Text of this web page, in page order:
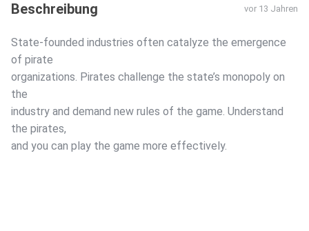
Beschreibung vor 13 Jahren
State-founded industries often catalyze the emergence
of pirate
organizations. Pirates challenge the state’s monopoly on
the
industry and demand new rules of the game. Understand
the pirates,
and you can play the game more effectively.